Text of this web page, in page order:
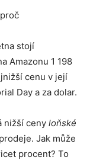
stojí
Amazonu 1 198
cenu v její
Day a za dolar.
nižší ceny loňské
Jak může
procent? To